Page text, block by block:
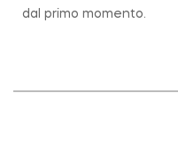
dal primo momento.